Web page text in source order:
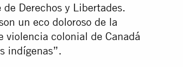
de Derechos y Libertades.
un eco doloroso de la
violencia colonial de Canadá
indígenas”.